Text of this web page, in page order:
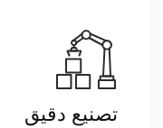
تصنيع دقيق